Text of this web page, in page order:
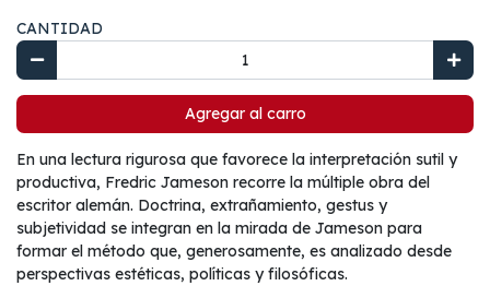
CANTIDAD
Agregar al carro
En una lectura rigurosa que favorece la interpretación sutil y
productiva, Fredric Jameson recorre la múltiple obra del
escritor alemán. Doctrina, extrañamiento, gestus y
subjetividad se integran en la mirada de Jameson para
formar el método que, generosamente, es analizado desde
perspectivas estéticas, políticas y filosóficas.